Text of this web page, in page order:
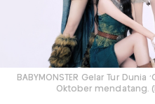
BABYMONSTER Gelar Tur
Oktober mendatang.